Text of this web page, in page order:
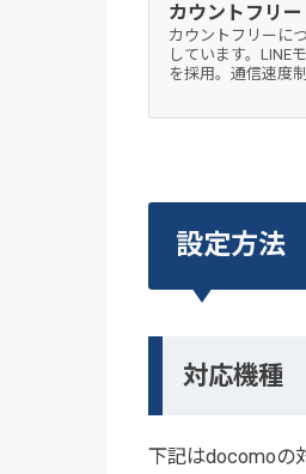
カウントフリ
カウントフリーに
しています。LINE
を採用。通信速度
設定方法
対応機種
下記はdocomoの